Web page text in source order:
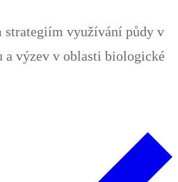
strategiím využívání půdy v
a výzev v oblasti biologické